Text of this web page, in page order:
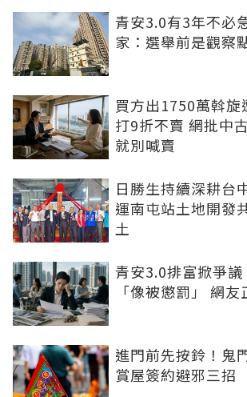
青安3.0有3年不必
家：選舉前是觀察
買方出1750萬斡旋
打9折不賣 網批中
就別喊賣
日勝生持續深耕台
運南屯站土地開發
土
青安3.0排富掀爭
「像被懲罰」 網
進門前先按鈴！鬼
賞屋簽約避邪三招